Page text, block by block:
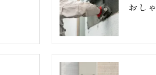
おし